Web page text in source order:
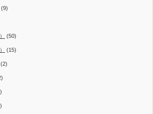
(9)
(50)
(15)
(2)